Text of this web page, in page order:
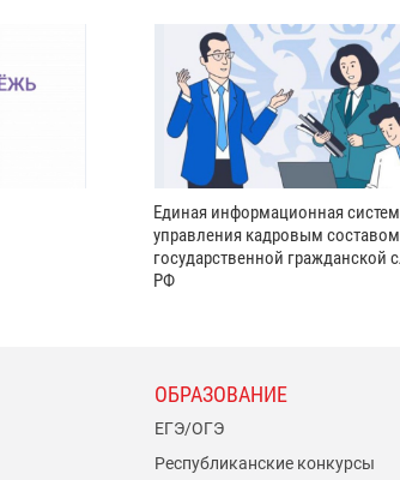
Единая информационная
управления кадровым составом
государственной гражданской
РФ
ОБРАЗОВАНИЕ
ЕГЭ/ОГЭ
Республиканские конкурсы